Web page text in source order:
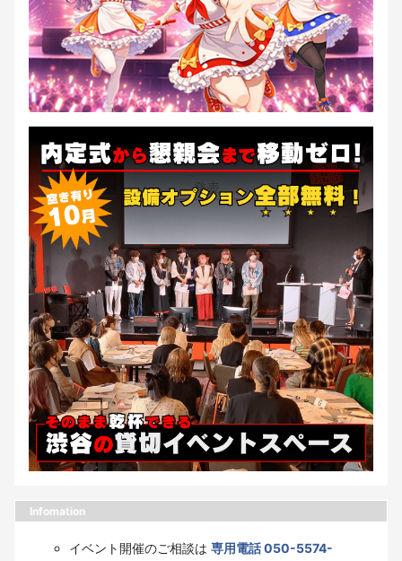
Infomation
イベント開催のご相談は 専用電話 050-5574-